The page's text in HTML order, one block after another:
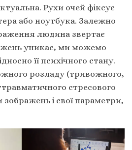
Рухи очей фіксує
або ноутбука. Залежно
людина звертає
уникає, ми можемо
її психічного стану.
розладу (тривожного,
стресового
зображень і свої параметри,